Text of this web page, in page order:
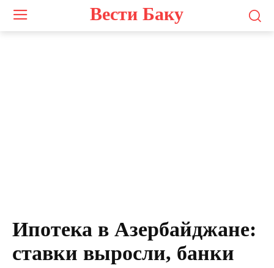
Вести Баку
Ипотека в Азербайджане:
ставки выросли, банки